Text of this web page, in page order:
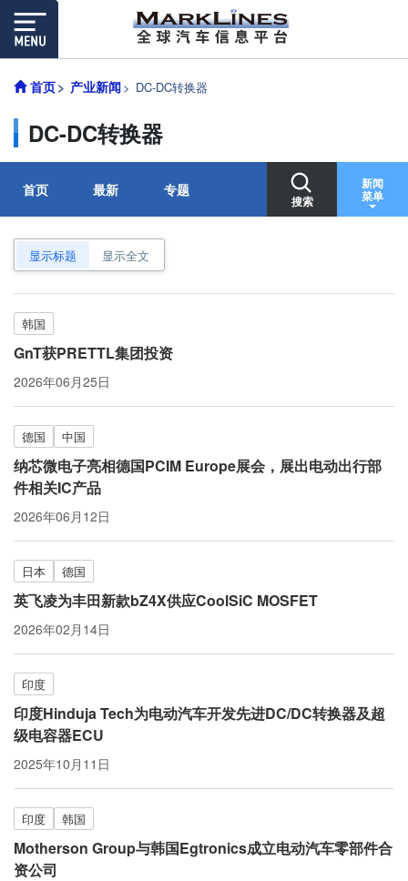
首页 产业新闻 DC-DC转换器
DC-DC转换器
首页 最新 专题
搜索
新闻
菜单
显示标题 显示全文
韩国
GnT获PRETTL集团投资
2026年06月25日
德国 中国
纳芯微电子亮相德国PCIM Europe展会，展出电动出行部
件相关IC产品
2026年06月12日
日本 德国
英飞凌为丰田新款bZ4X供应CoolSiC MOSFET
2026年02月14日
印度
印度Hinduja Tech为电动汽车开发先进DC/DC转换器及超
级电容器ECU
2025年10月11日
印度 韩国
Motherson Group与韩国Egtronics成立电动汽车零部件合
资公司